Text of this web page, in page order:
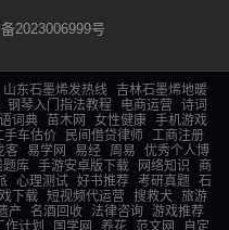
2023006999号
山东石墨烯发热线
吉林石墨烯地暖
钢琴入门指法教程 电商运营
诗词
词典 苗木网 女性健康 手机游戏
手车估价 民间借贷律师
工商注册
客 易学网 易经 周易
优秀个人博
题库 手游安卓版下载 网络知识
商
心理测试 好书推荐 考研真题 石
下载 短视频代运营 搜救犬 旅游
产 名酒回收 法律咨询 游戏推荐
作计划 国学网 养花 范文网
自定